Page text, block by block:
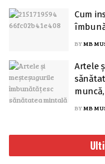
Cum
BY MB
Artele
BY MB